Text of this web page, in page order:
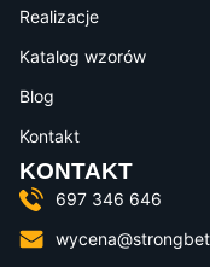
Realizacje
Katalog wzorów
Blog
Kontakt
KONTAKT
697 346 646